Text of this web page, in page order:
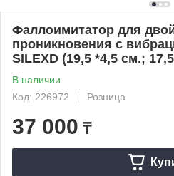
Фаллоимитатор для
проникновения с
SILEXD (19,5 *4,5 см.;
В наличии
Код: 226972
Розница
37 000 ₸